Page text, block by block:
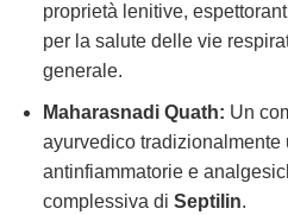
proprietà lenitive,
per la salute delle vie
generale.
Maharasnadi Quath: Un
ayurvedico tradizionalmente
antinfiammatorie e
complessiva di Septilin.